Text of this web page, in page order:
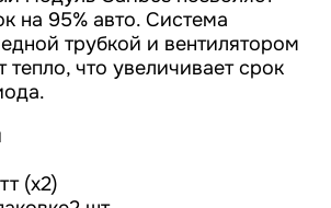
на 95% авто. Система
трубкой и вентилятором
тепло, что увеличивает срок
(х2)